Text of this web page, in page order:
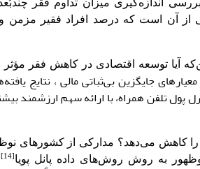
بررسی اندازه‌گیری میزان تداوم فقر
نتایج حاکی از آن است که درصد افراد فقیر
آیا توسعه اقتصادی در کاهش فقر
با استفاده از معیارهای جایگزین بی‌ثباتی مالی ،
تلفن همراه، با ارائه سهم ارزشمند
فقر را کاهش می‌دهد؟ مدارکی از کشورهای
به روش روش‌های داده پانل پویا [14]